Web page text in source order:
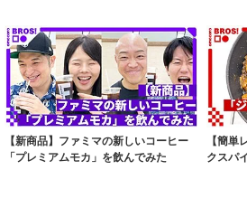
【新商品】ファミマの新しいコーヒー
「プレミアムモカ」を飲んでみた
【簡
クスパ